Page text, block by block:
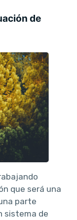
de
que será una
parte
sistema de